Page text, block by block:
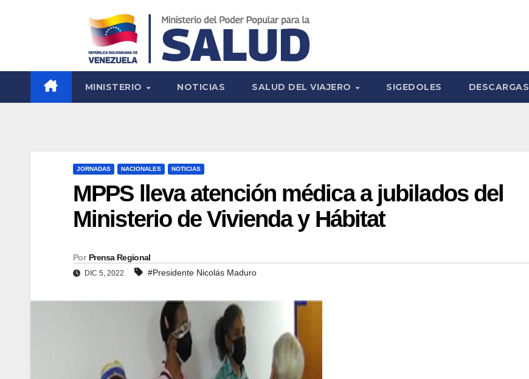
MINISTERIO NOTICIAS SALUD DEL VIAJERO SIGEDOLES DESCARGAS
JORNADAS NACIONALES NOTICIAS
MPPS lleva atención médica a jubilados del
Ministerio de Vivienda y Hábitat
Por Prensa Regional
DIC 5, 2022 #Presidente Nicolás Maduro